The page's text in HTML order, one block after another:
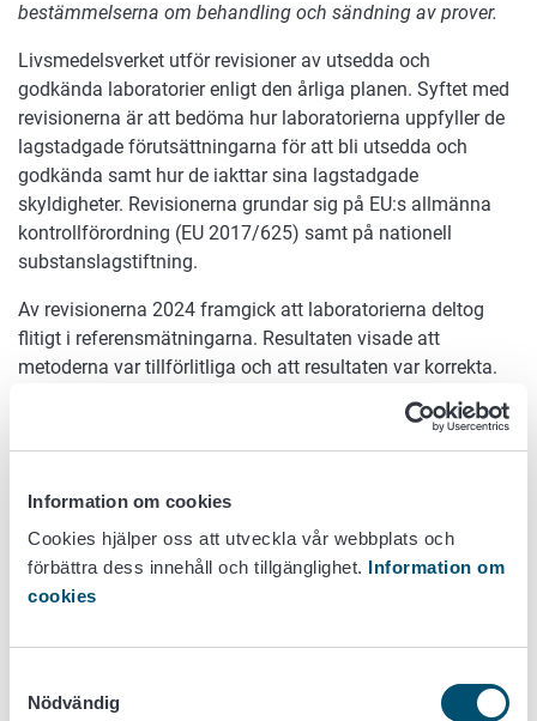
Information om cookies
Cookies hjälper oss att utveckla vår webbplats och
förbättra dess innehåll och tillgänglighet. Information om
cookies
Nödvändig
bestämmelserna om behandling och sändning av prover.
Livsmedelsverket utför revisioner av utsedda och
godkända laboratorier enligt den årliga planen. Syftet med
revisionerna är att bedöma hur laboratorierna uppfyller de
lagstadgade förutsättningarna för att bli utsedda och
godkända samt hur de iakttar sina lagstadgade
skyldigheter. Revisionerna grundar sig på EU:s allmänna
kontrollförordning (EU 2017/625) samt på nationell
substanslagstiftning.
Av revisionerna 2024 framgick att laboratorierna deltog
flitigt i referensmätningarna. Resultaten visade att
metoderna var tillförlitliga och att resultaten var korrekta.
Korrigerande åtgärder hade vidtagits vid laboratorierna till
följd av dåliga eller icke-godtagbara resultat. Bland
deltagarna i referensmätningarna konstaterades inga
Laboratorierna är långsamma när det gäller att anmäla
ändringar i kompetensområdena, såsom uppdatering av
metodreferenser eller nya och avvecklade metoder, till
där revisioner utförts fanns något att anmärka på i
Livsmedelsverkets register eller i andra uppgifter.